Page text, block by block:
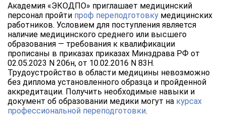
Академия «ЭКОДПО» приглашает медицинский
персонал пройти проф переподготовку медицинских
работников. Условием для поступления является
наличие медицинского среднего или высшего
образования — требования к квалификации
прописаны в приказах приказах Минздрава РФ от
02.05.2023 N 206н, от 10.02.2016 N 83Н.
Трудоустройство в области медицины невозможно
без диплома установленного образца и пройденной
аккредитации. Получить необходимые навыки и
документ об образовании медики могут на курсах
профессиональной переподготовки.